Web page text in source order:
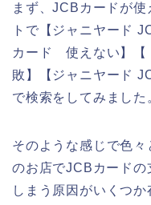
まず、JCBカードが
トで【ジャニヤード
カード 使えない】
敗】【ジャニヤード
で検索をしてみました
そのような感じで色
のお店でJCBカードの
しまう原因がいくつか